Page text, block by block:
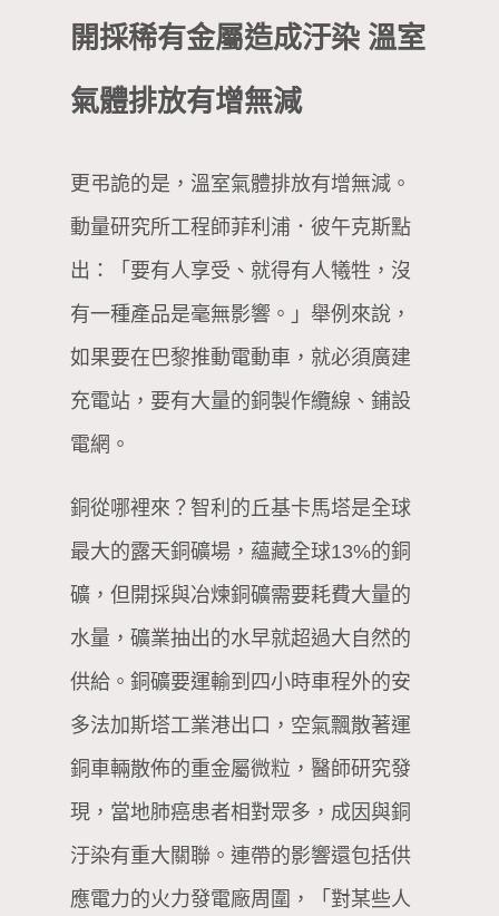
開採稀有金屬造成汙染 溫室
氣體排放有增無減
更弔詭的是，溫室氣體排放有增無減。
動量研究所工程師菲利浦．彼午克斯點
出：「要有人享受、就得有人犧牲，沒
有一種產品是毫無影響。」舉例來說，
如果要在巴黎推動電動車，就必須廣建
充電站，要有大量的銅製作纜線、鋪設
電網。
銅從哪裡來？智利的丘基卡馬塔是全球
最大的露天銅礦場，蘊藏全球13%的銅
礦，但開採與冶煉銅礦需要耗費大量的
水量，礦業抽出的水早就超過大自然的
供給。銅礦要運輸到四小時車程外的安
多法加斯塔工業港出口，空氣飄散著運
銅車輛散佈的重金屬微粒，醫師研究發
現，當地肺癌患者相對眾多，成因與銅
汙染有重大關聯。連帶的影響還包括供
應電力的火力發電廠周圍，「對某些人